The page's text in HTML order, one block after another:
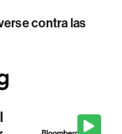
contra las